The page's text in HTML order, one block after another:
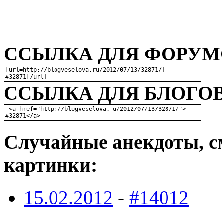
ССЫЛКА ДЛЯ
ССЫЛКА ДЛЯ БЛОГОВ
Случайные анекдоты,
картинки:
15.02.2012 - #14012